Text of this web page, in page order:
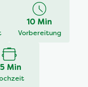
10 Min
Vorbereitung
Min